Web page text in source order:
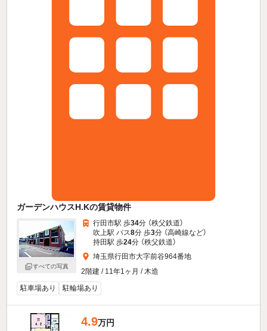
ガーデンハウスH.Kの賃貸物件
すべての写真
行田市駅 歩34分 （秩父鉄道）
吹上駅 バス8分 歩3分 （高崎線など）
持田駅 歩24分 （秩父鉄道）
埼玉県行田市大字前谷964番地
2階建 / 11年1ヶ月 / 木造
駐車場あり
駐輪場あり
4.9万円